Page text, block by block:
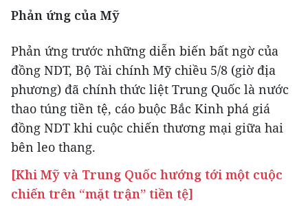
Phản ứng của Mỹ
Phản ứng trước những diễn biến bất ngờ của
đồng NDT, Bộ Tài chính Mỹ chiều 5/8 (giờ địa
phương) đã chính thức liệt Trung Quốc là nước
thao túng tiền tệ, cáo buộc Bắc Kinh phá giá
đồng NDT khi cuộc chiến thương mại giữa hai
bên leo thang.
[Khi Mỹ và Trung Quốc hướng tới một cuộc
chiến trên “mặt trận” tiền tệ]